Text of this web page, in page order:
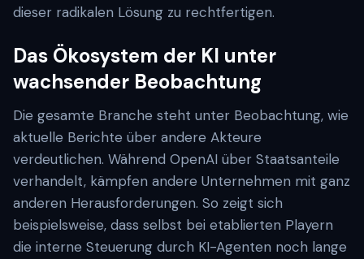
dieser radikalen Lösung zu rechtfertigen.
Das Ökosystem der KI unter
wachsender Beobachtung
Die gesamte Branche steht unter Beobachtung, wie
aktuelle Berichte über andere Akteure
verdeutlichen. Während OpenAI über Staatsanteile
verhandelt, kämpfen andere Unternehmen mit ganz
anderen Herausforderungen. So zeigt sich
beispielsweise, dass selbst bei etablierten Playern
die interne Steuerung durch KI-Agenten noch lange